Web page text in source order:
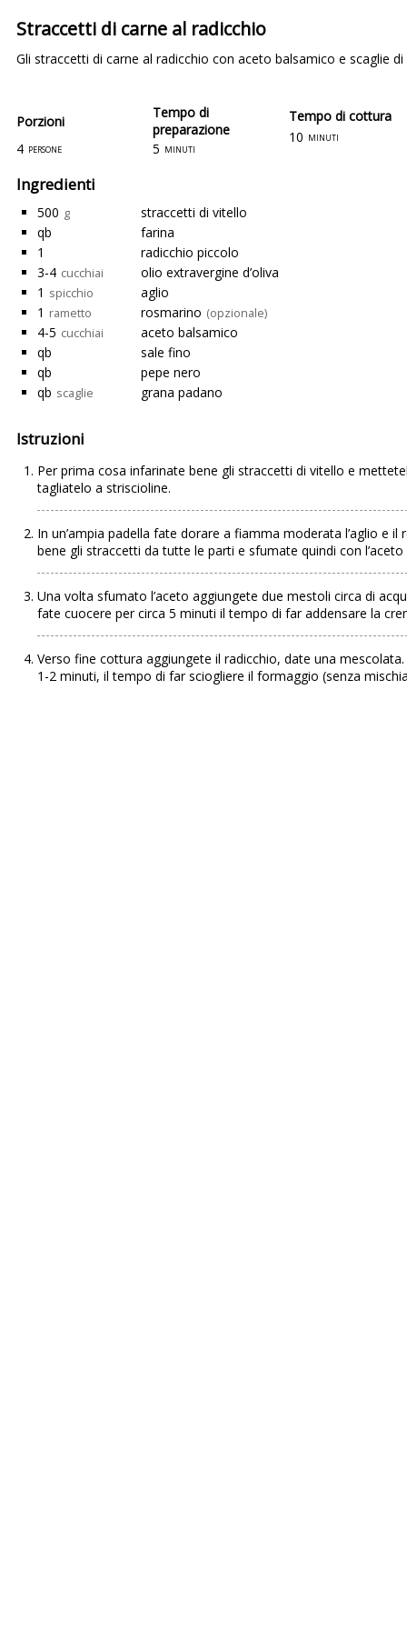
Straccetti di carne al radicchio
Gli straccetti di carne al radicchio con aceto balsamico e scaglie
Porzioni
Tempo di
preparazione
4 persone 5 minuti
Tempo di cottura
10 minuti
Ingredienti
500 g
straccetti di vitello
qb
farina
1
radicchio piccolo
3-4 cucchiai
olio extravergine d’oliva
1 spicchio
aglio
1 rametto rosmarino (opzionale)
4-5 cucchiai
aceto balsamico
qb
sale fino
qb
pepe nero
qb scaglie grana padano
Istruzioni
Per prima cosa infarinate bene gli straccetti di vitello e
tagliatelo a striscioline.
In un’ampia padella fate dorare a fiamma moderata l’aglio e
bene gli straccetti da tutte le parti e sfumate quindi con
Una volta sfumato l’aceto aggiungete due mestoli circa di
fate cuocere per circa 5 minuti il tempo di far addensare la
Verso fine cottura aggiungete il radicchio, date una
1-2 minuti, il tempo di far sciogliere il formaggio (senza